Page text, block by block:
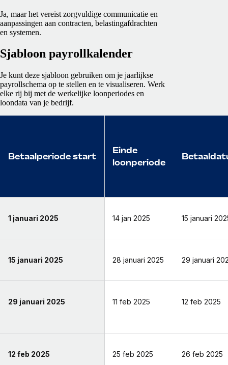
Ja, maar het vereist zorgvuldige communicatie en
aanpassingen aan contracten, belastingafdrachten
en systemen.
Sjabloon payrollkalender
Je kunt deze sjabloon gebruiken om je jaarlijkse
payrollschema op te stellen en te visualiseren. Werk
elke rij bij met de werkelijke loonperiodes en
loondata van je bedrijf.
Betaalperiode start
Einde
loonperiode
1 januari 2025 14 jan 2025 15 januari
15 januari 2025 28 januari 2025 29 januari
29 januari 2025 11 feb 2025 12 feb 2025
12 feb 2025 25 feb 2025 26 feb 2025